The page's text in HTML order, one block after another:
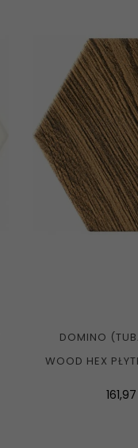
DOMINO
WOOD HEX
Cena
161,97